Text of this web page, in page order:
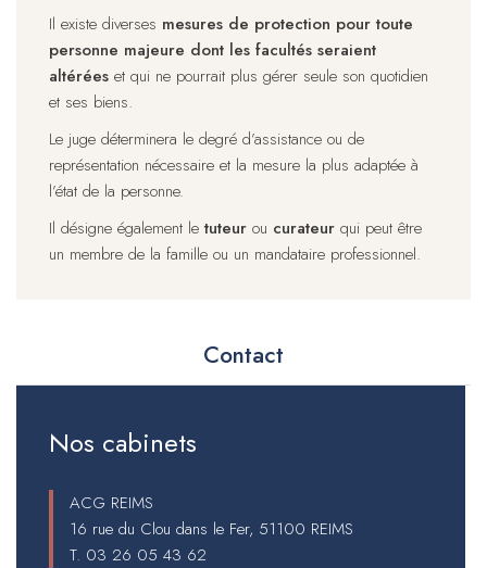
Il existe diverses mesures de protection pour toute
personne majeure dont les facultés seraient
altérées et qui ne pourrait plus gérer seule son quotidien
et ses biens.
Le juge déterminera le degré d’assistance ou de
représentation nécessaire et la mesure la plus adaptée à
l’état de la personne.
Il désigne également letuteur ou curateur qui peut être
un membre de la famille ou un mandataire professionnel.
Contact
Nos cabinets
ACG REIMS
16 rue du Clou dans le Fer, 51100 REIMS
T. 03 26 05 43 62